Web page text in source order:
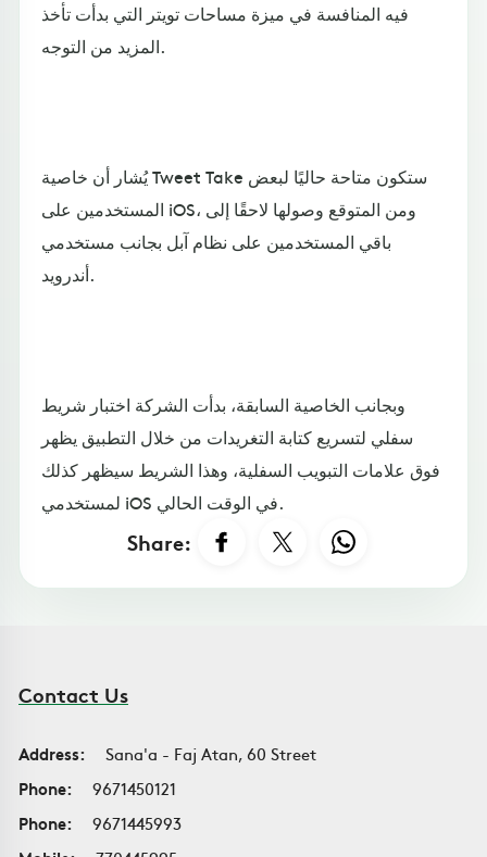
فيه المنافسة في ميزة مساحات تويتر التي بدأت تأخذ
المزيد من التوجه.
يُشار أن خاصية Tweet Take ستكون متاحة حاليًا لبعض
المستخدمين على iOS، ومن المتوقع وصولها لاحقًا إلى
باقي المستخدمين على نظام آبل بجانب مستخدمي
أندرويد.
وبجانب الخاصية السابقة، بدأت الشركة اختبار شريط
سفلي لتسريع كتابة التغريدات من خلال التطبيق يظهر
فوق علامات التبويب السفلية، وهذا الشريط سيظهر كذلك
لمستخدمي iOS في الوقت الحالي.
Share:
Contact Us
Address:
Sana'a - Faj Atan, 60 Street
Phone:
9671450121
Phone:
9671445993